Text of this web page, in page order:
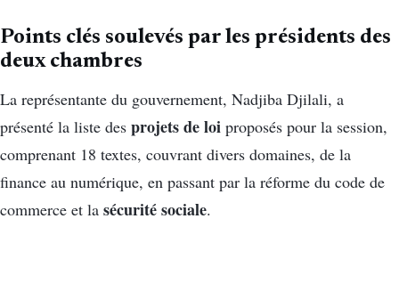
Points clés soulevés par les présidents des
deux chambres
La représentante du gouvernement, Nadjiba Djilali, a
présenté la liste des projets de loi proposés pour la session,
comprenant 18 textes, couvrant divers domaines, de la
finance au numérique, en passant par la réforme du code de
commerce et la sécurité sociale.